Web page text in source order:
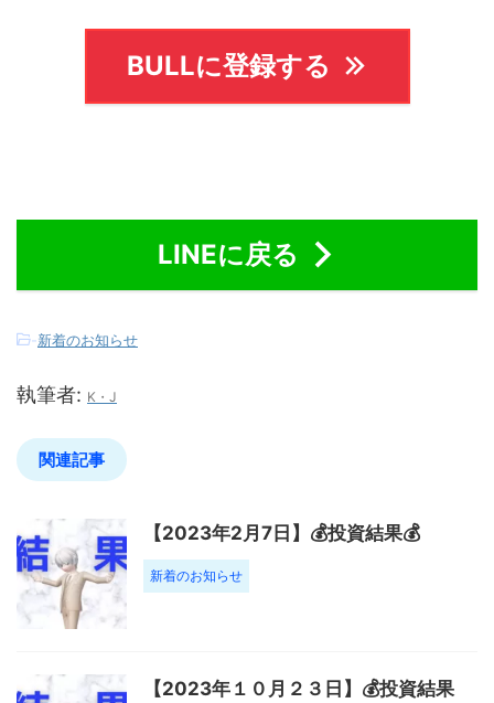
BULLに登録する
LINEに戻る
-新着のお知らせ
執筆者: K・J
関連記事
【2023年2月7日】💰投資結果💰
新着のお知らせ
【2023年１０月２３日】💰投資結果